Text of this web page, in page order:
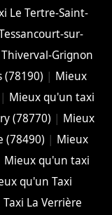
Le Tertre-Saint-
sur-
Grignon
(78190) | Mieux
| Mieux qu'un taxi
(78770) | Mieux
(78490) | Mieux
Mieux qu'un taxi
qu'un Taxi
La Verrière